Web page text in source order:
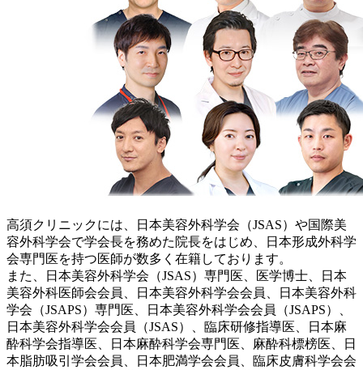
高須クリニックには、日本美容外科学会（JSAS）や国際美
容外科学会で学会長を務めた院長をはじめ、日本形成外科学
会専門医を持つ医師が数多く在籍しております。
また、日本美容外科学会（JSAS）専門医、医学博士、日本
美容外科医師会会員、日本美容外科学会会員、日本美容外科
学会（JSAPS）専門医、日本美容外科学会会員（JSAPS）、
日本美容外科学会会員（JSAS）、臨床研修指導医、日本麻
酔科学会指導医、日本麻酔科学会専門医、麻酔科標榜医、日
本脂肪吸引学会会員、日本肥満学会会員、臨床皮膚科学会会